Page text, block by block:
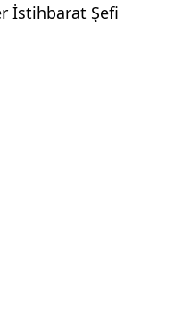
İstihbarat Şefi